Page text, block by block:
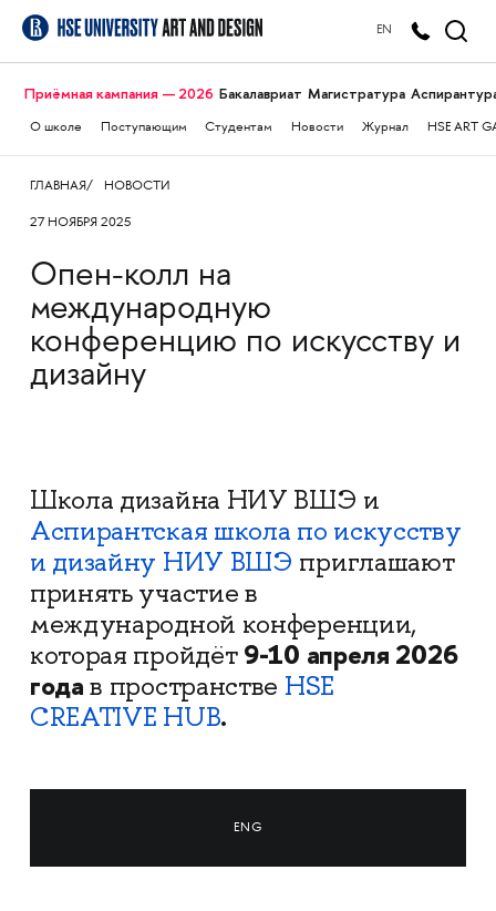
EN
Приёмная кампания — 2026 Бакалавриат Магистратура
О школе Поступающим Студентам Новости Журнал HSE ART
ГЛАВНАЯ НОВОСТИ
27 НОЯБРЯ 2025
Опен-колл на
международную
конференцию по искусству и
дизайну
Школа дизайна НИУ ВШЭ и
Аспирантская школа по искусству
и дизайну НИУ ВШЭ приглашают
принять участие в
международной конференции,
которая пройдёт 9-10 апреля 2026
года в пространстве HSE
CREATIVE HUB.
ENG